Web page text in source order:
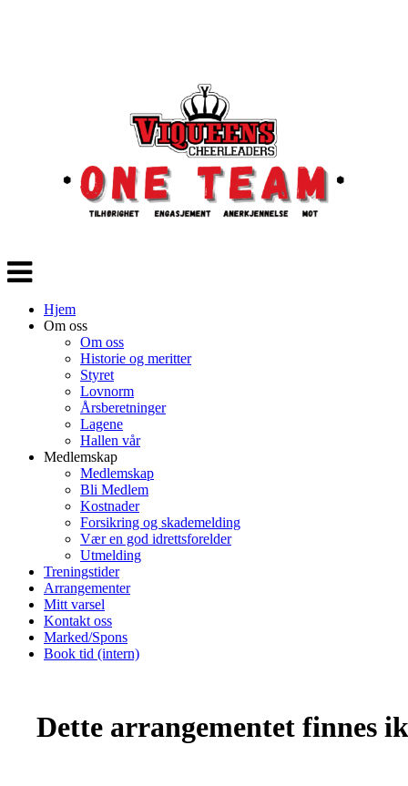
Veksle
navigasjon
Hjem
Om oss
Om oss
Historie og meritter
Styret
Lovnorm
Årsberetninger
Lagene
Hallen vår
Medlemskap
Medlemskap
Bli Medlem
Kostnader
Forsikring og skademelding
Vær en god idrettsforelder
Utmelding
Treningstider
Arrangementer
Mitt varsel
Kontakt oss
Marked/Spons
Book tid (intern)
Dette arrangementet finnes